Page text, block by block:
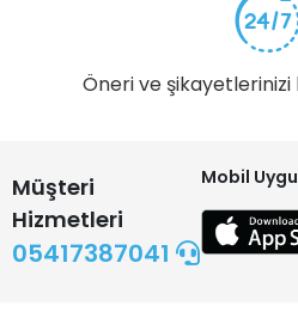
Öneri ve şikayetlerinizi
Müşteri
Hizmetleri
05417387041
Mobil